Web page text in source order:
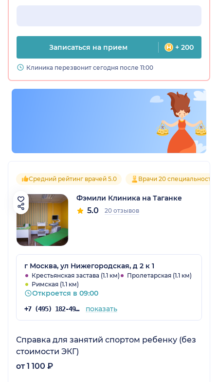
Записаться на прием + 200
Клиника перезвонит сегодня после 11:00
Средний рейтинг врачей 5.0 Врачи 20
Фэмили Клиника на Таганке
5.0 20 отзывов
г Москва, ул Нижегородская, д 2 к 1
Крестьянская застава (1.1 км)
Пролетарская (1.1 км)
Римская (1.1 км)
Откроется в 09:00
+7 (495) 182-49-84 показать
Справка для занятий спортом ребенку (без
стоимости ЭКГ)
от 1 100 ₽